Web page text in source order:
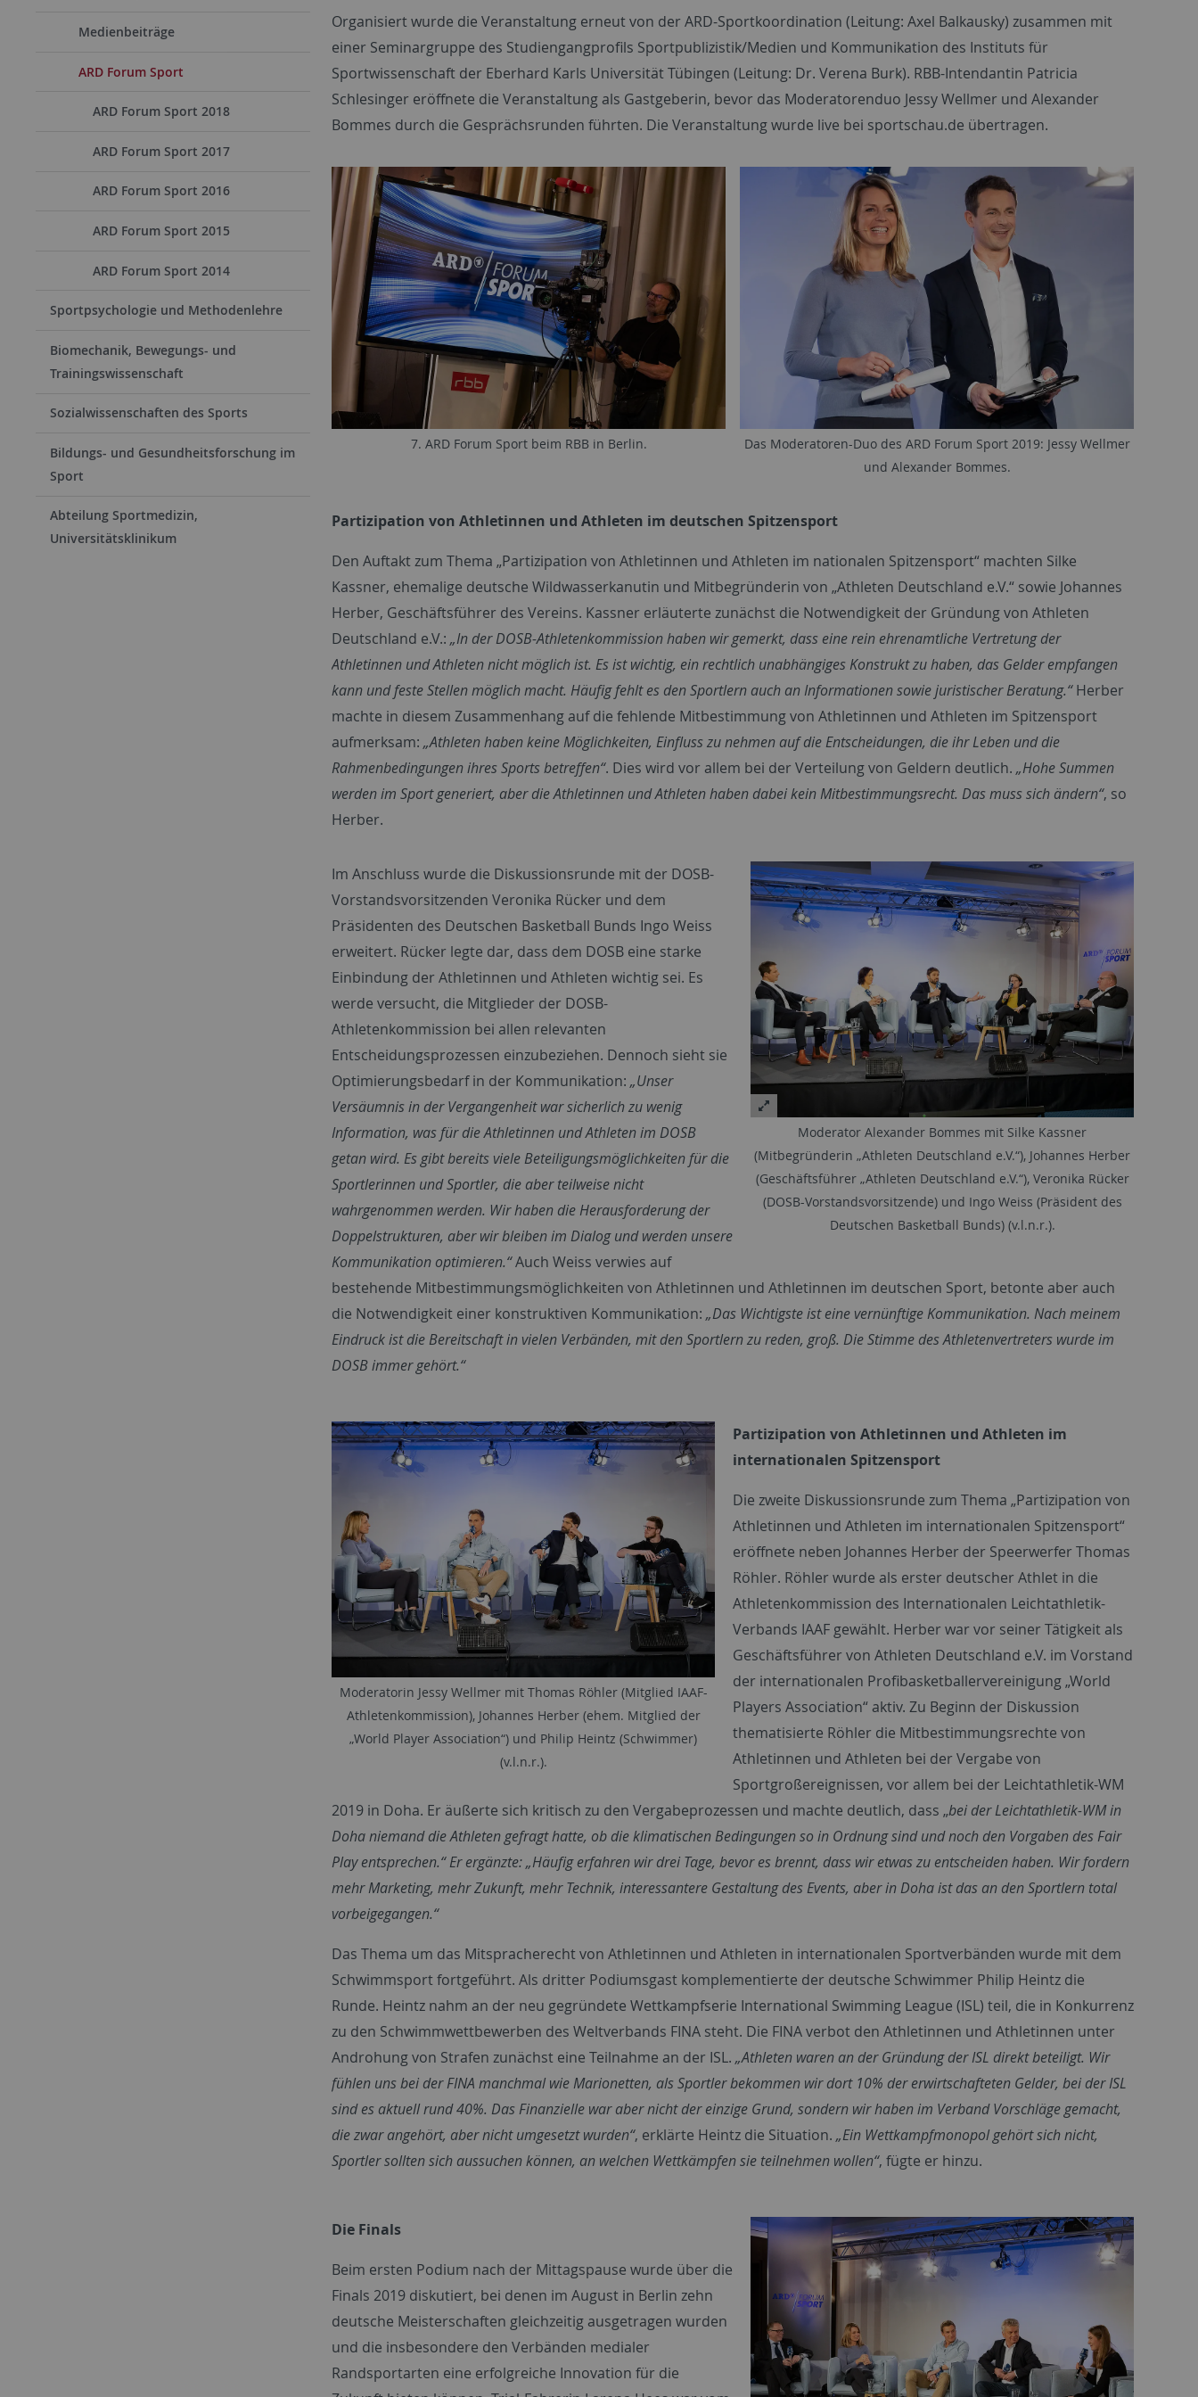
Medienbeiträge
ARD Forum Sport
ARD Forum Sport 2018
ARD Forum Sport 2017
ARD Forum Sport 2016
ARD Forum Sport 2015
ARD Forum Sport 2014
Sportpsychologie und Methodenlehre
Biomechanik, Bewegungs- und
Trainingswissenschaft
Sozialwissenschaften des Sports
Bildungs- und Gesundheitsforschung im
Sport
Abteilung Sportmedizin,
Universitätsklinikum
Organisiert wurde die Veranstaltung erneut von der ARD-Sportkoordination (Leitung: Axel Balkausky) zusammen mit
einer Seminargruppe des Studiengangprofils Sportpublizistik/Medien und Kommunikation des Instituts für
Sportwissenschaft der Eberhard Karls Universität Tübingen (Leitung: Dr. Verena Burk). RBB-Intendantin Patricia
Schlesinger eröffnete die Veranstaltung als Gastgeberin, bevor das Moderatorenduo Jessy Wellmer und Alexander
Bommes durch die Gesprächsrunden führten. Die Veranstaltung wurde live bei sportschau.de übertragen.
7. ARD Forum Sport beim RBB in Berlin.
Das Moderatoren-Duo des ARD Forum Sport 2019: Jessy Wellmer
und Alexander Bommes.
Partizipation von Athletinnen und Athleten im deutschen Spitzensport
Den Auftakt zum Thema „Partizipation von Athletinnen und Athleten im nationalen Spitzensport“ machten Silke
Kassner, ehemalige deutsche Wildwasserkanutin und Mitbegründerin von „Athleten Deutschland e.V.“ sowie Johannes
Herber, Geschäftsführer des Vereins. Kassner erläuterte zunächst die Notwendigkeit der Gründung von Athleten
Deutschland e.V.: „In der DOSB-Athletenkommission haben wir gemerkt, dass eine rein ehrenamtliche Vertretung der
Athletinnen und Athleten nicht möglich ist. Es ist wichtig, ein rechtlich unabhängiges Konstrukt zu haben, das Gelder empfangen
kann und feste Stellen möglich macht. Häufig fehlt es den Sportlern auch an Informationen sowie juristischer Beratung.“Herber
machte in diesem Zusammenhang auf die fehlende Mitbestimmung von Athletinnen und Athleten im Spitzensport
aufmerksam: „Athleten haben keine Möglichkeiten, Einfluss zu nehmen auf die Entscheidungen, die ihr Leben und die
Rahmenbedingungen ihres Sports betreffen“. Dies wird vor allem bei der Verteilung von Geldern deutlich. „Hohe Summen
werden im Sport generiert, aber die Athletinnen und Athleten haben dabei kein Mitbestimmungsrecht. Das muss sich ändern“, so
Herber.
Moderator Alexander Bommes mit Silke Kassner
(Mitbegründerin „Athleten Deutschland e.V.“), Johannes Herber
(Geschäftsführer „Athleten Deutschland e.V.“), Veronika Rücker
(DOSB-Vorstandsvorsitzende) und Ingo Weiss (Präsident des
Deutschen Basketball Bunds) (v.l.n.r.).
Im Anschluss wurde die Diskussionsrunde mit der DOSB-
Vorstandsvorsitzenden Veronika Rücker und dem
Präsidenten des Deutschen Basketball Bunds Ingo Weiss
erweitert. Rücker legte dar, dass dem DOSB eine starke
Einbindung der Athletinnen und Athleten wichtig sei. Es
werde versucht, die Mitglieder der DOSB-
Athletenkommission bei allen relevanten
Entscheidungsprozessen einzubeziehen. Dennoch sieht sie
Optimierungsbedarf in der Kommunikation: „Unser
Versäumnis in der Vergangenheit war sicherlich zu wenig
Information, was für die Athletinnen und Athleten im DOSB
getan wird. Es gibt bereits viele Beteiligungsmöglichkeiten für die
Sportlerinnen und Sportler, die aber teilweise nicht
wahrgenommen werden. Wir haben die Herausforderung der
Doppelstrukturen, aber wir bleiben im Dialog und werden unsere
Kommunikation optimieren.“Auch Weiss verwies auf
bestehende Mitbestimmungsmöglichkeiten von Athletinnen und Athletinnen im deutschen Sport, betonte aber auch
die Notwendigkeit einer konstruktiven Kommunikation: „Das Wichtigste ist eine vernünftige Kommunikation. Nach meinem
Eindruck ist die Bereitschaft in vielen Verbänden, mit den Sportlern zu reden, groß. Die Stimme des Athletenvertreters wurde im
DOSB immer gehört.“
Moderatorin Jessy Wellmer mit Thomas Röhler (Mitglied IAAF-
Athletenkommission), Johannes Herber (ehem. Mitglied der
„World Player Association“) und Philip Heintz (Schwimmer)
(v.l.n.r.).
Partizipation von Athletinnen und Athleten im
internationalen Spitzensport
Die zweite Diskussionsrunde zum Thema „Partizipation von
Athletinnen und Athleten im internationalen Spitzensport“
eröffnete neben Johannes Herber der Speerwerfer Thomas
Röhler. Röhler wurde als erster deutscher Athlet in die
Athletenkommission des Internationalen Leichtathletik-
Verbands IAAF gewählt. Herber war vor seiner Tätigkeit als
Geschäftsführer von Athleten Deutschland e.V. im Vorstand
der internationalen Profibasketballervereinigung „World
Players Association“ aktiv. Zu Beginn der Diskussion
thematisierte Röhler die Mitbestimmungsrechte von
Athletinnen und Athleten bei der Vergabe von
Sportgroßereignissen, vor allem bei der Leichtathletik-WM
2019 in Doha. Er äußerte sich kritisch zu den Vergabeprozessen und machte deutlich, dass „bei der Leichtathletik-WM in
Doha niemand die Athleten gefragt hatte, ob die klimatischen Bedingungen so in Ordnung sind und noch den Vorgaben des Fair
Play entsprechen.“ Er ergänzte: „Häufig erfahren wir drei Tage, bevor es brennt, dass wir etwas zu entscheiden haben. Wir fordern
mehr Marketing, mehr Zukunft, mehr Technik, interessantere Gestaltung des Events, aber in Doha ist das an den Sportlern total
vorbeigegangen.“
Das Thema um das Mitspracherecht von Athletinnen und Athleten in internationalen Sportverbänden wurde mit dem
Schwimmsport fortgeführt. Als dritter Podiumsgast komplementierte der deutsche Schwimmer Philip Heintz die
Runde. Heintz nahm an der neu gegründete Wettkampfserie International Swimming League (ISL) teil, die in Konkurrenz
zu den Schwimmwettbewerben des Weltverbands FINA steht. Die FINA verbot den Athletinnen und Athletinnen unter
Androhung von Strafen zunächst eine Teilnahme an der ISL. „Athleten waren an der Gründung der ISL direkt beteiligt. Wir
fühlen uns bei der FINA manchmal wie Marionetten, als Sportler bekommen wir dort 10% der erwirtschafteten Gelder, bei der ISL
sind es aktuell rund 40%. Das Finanzielle war aber nicht der einzige Grund, sondern wir haben im Verband Vorschläge gemacht,
die zwar angehört, aber nicht umgesetzt wurden“, erklärte Heintz die Situation. „Ein Wettkampfmonopol gehört sich nicht,
Sportler sollten sich aussuchen können, an welchen Wettkämpfen sie teilnehmen wollen“, fügte er hinzu.
Die Finals
Beim ersten Podium nach der Mittagspause wurde über die
Finals 2019 diskutiert, bei denen im August in Berlin zehn
deutsche Meisterschaften gleichzeitig ausgetragen wurden
und die insbesondere den Verbänden medialer
Randsportarten eine erfolgreiche Innovation für die